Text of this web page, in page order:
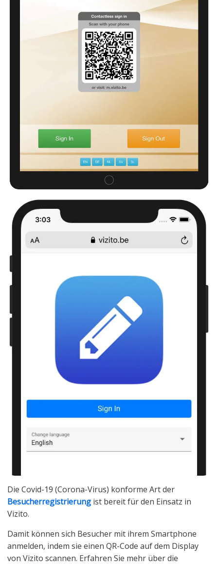
Die Covid-19 (Corona-Virus) konforme Art der
Besucherregistrierung ist bereit für den Einsatz in
Vizito.
Damit können sich Besucher mit ihrem Smartphone
anmelden, indem sie einen QR-Code auf dem Display
von Vizito scannen. Erfahren Sie mehr über die